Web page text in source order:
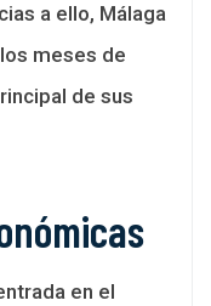
a ello, Málaga
meses de
de sus
en el